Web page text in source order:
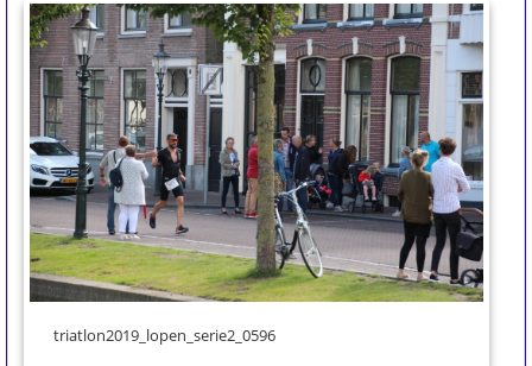
triatlon2019_lopen_serie2_0596